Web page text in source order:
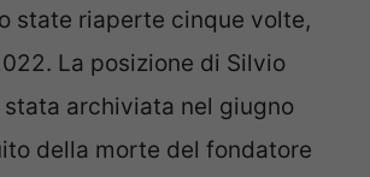
state riaperte cinque volte,
La posizione di Silvio
stata archiviata nel giugno
della morte del fondatore